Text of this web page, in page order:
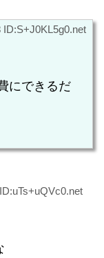
ID:S+J0KL5g0.net
にできるだ